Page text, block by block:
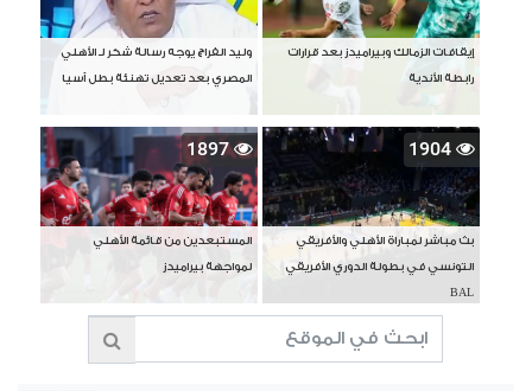
إيقافات الزمالك وبيراميدز بعد قرارات
رابطة الأندية
وليد الفراج يوجه رسالة شكر لـ الأهلي
المصري بعد تعديل تهنئة بطل آسيا
1904
بث مباشر لمباراة الأهلي والأفريقي
التونسي في بطولة الدوري الأفريقي
BAL
1897
المستبعدين من قائمة الأهلي
لمواجهة بيراميدز